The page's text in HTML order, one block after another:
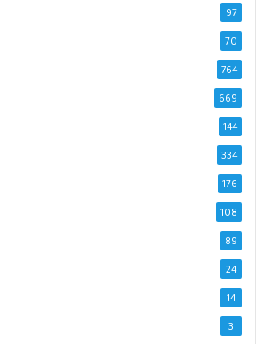
97
70
764
669
144
334
176
108
89
24
14
3